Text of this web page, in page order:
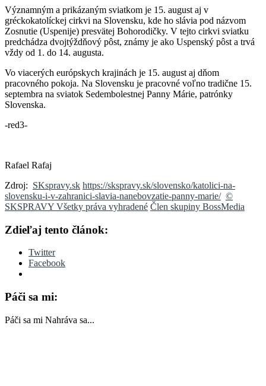
Významným a prikázaným sviatkom je 15. august aj v
gréckokatolíckej cirkvi na Slovensku, kde ho slávia pod názvom
Zosnutie (Uspenije) presvätej Bohorodičky. V tejto cirkvi sviatku
predchádza dvojtýždňový pôst, známy je ako Uspenský pôst a trvá
vždy od 1. do 14. augusta.
Vo viacerých európskych krajinách je 15. august aj dňom
pracovného pokoja. Na Slovensku je pracovné voľno tradične 15.
septembra na sviatok Sedembolestnej Panny Márie, patrónky
Slovenska.
-red3-
Rafael Rafaj
Zdroj: SKspravy.sk https://skspravy.sk/slovensko/katolici-na-
slovensku-i-v-zahranici-slavia-nanebovzatie-panny-marie/ ©
SKSPRAVY Všetky práva vyhradené Člen skupiny BossMedia
Zdieľaj tento článok:
Twitter
Facebook
Páči sa mi:
Páči sa mi Nahráva sa...